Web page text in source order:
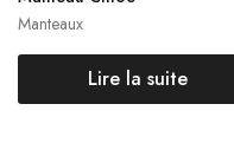
Manteaux
Lire la suite